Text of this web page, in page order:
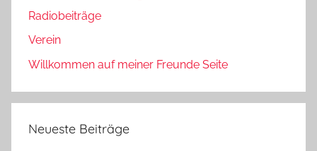
Radiobeiträge
Verein
Willkommen auf meiner Freunde Seite
Neueste Beiträge